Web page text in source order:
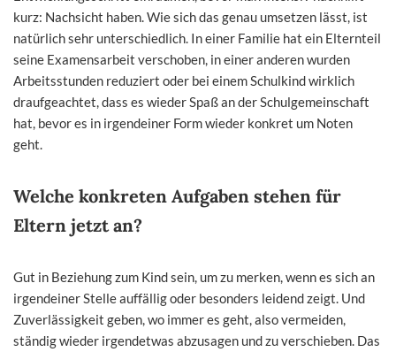
kurz: Nachsicht haben. Wie sich das genau umsetzen lässt, ist
natürlich sehr unterschiedlich. In einer Familie hat ein Elternteil
seine Examensarbeit verschoben, in einer anderen wurden
Arbeitsstunden reduziert oder bei einem Schulkind wirklich
draufgeachtet, dass es wieder Spaß an der Schulgemeinschaft
hat, bevor es in irgendeiner Form wieder konkret um Noten
geht.
Welche konkreten Aufgaben stehen für
Eltern jetzt an?
Gut in Beziehung zum Kind sein, um zu merken, wenn es sich an
irgendeiner Stelle auffällig oder besonders leidend zeigt. Und
Zuverlässigkeit geben, wo immer es geht, also vermeiden,
ständig wieder irgendetwas abzusagen und zu verschieben. Das